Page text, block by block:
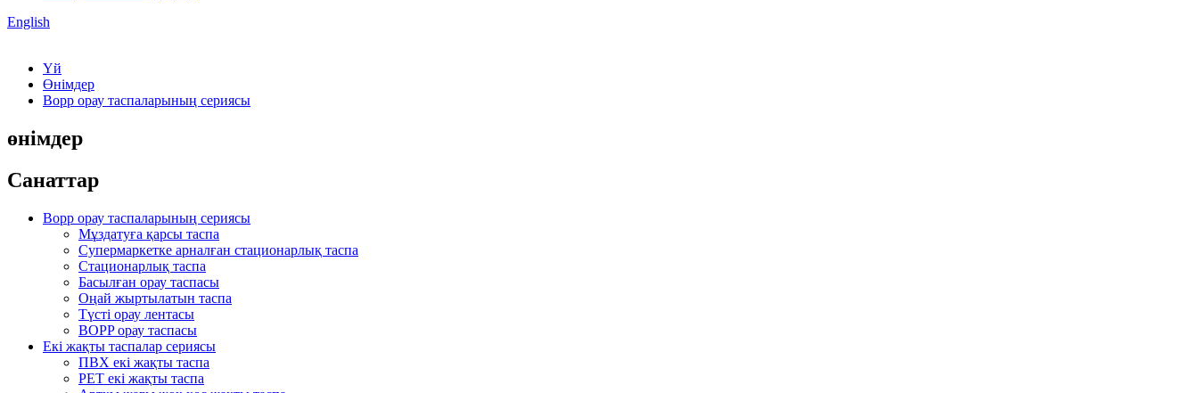
English
Үй
Өнімдер
Bopp орау таспаларының сериясы
өнімдер
Санаттар
Bopp орау таспаларының сериясы
Мұздатуға қарсы таспа
Супермаркетке арналған стационарлық таспа
Стационарлық таспа
Басылған орау таспасы
Оңай жыртылатын таспа
Түсті орау лентасы
BOPP орау таспасы
Екі жақты таспалар сериясы
ПВХ екі жақты таспа
PET екі жақты таспа